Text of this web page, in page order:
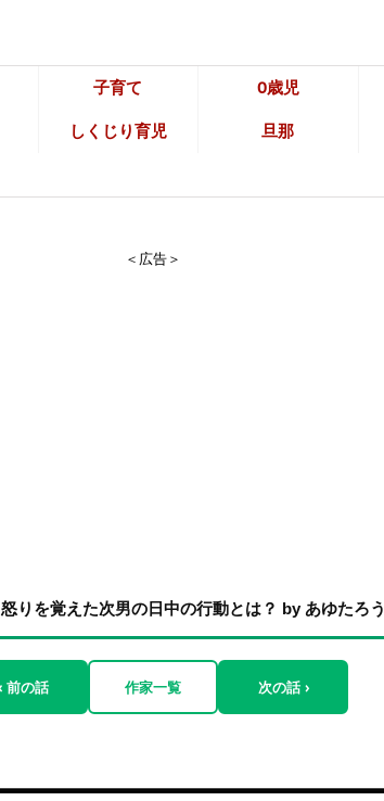
子育て 0歳児
しくじり育児 旦那
＜広告＞
りを覚えた次男の日中の行動とは？ by あゆたろう
前の話 作家一覧 次の話 ›